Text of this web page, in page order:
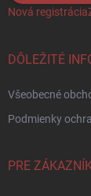
Nová registrácia
DÔLEŽITÉ
Všeobecné
Podmienky
PRE